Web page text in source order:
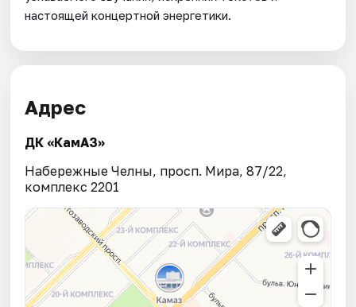
настоящей концертной энергетики.
Адрес
ДК «КамАЗ»
Набережные Челны, просп. Мира, 87/22,
комплекс 2201